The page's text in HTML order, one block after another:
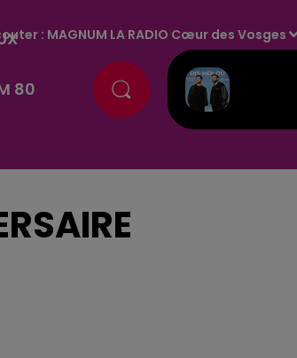
80
: MAGNUM LA RADIO Cœur des Vosges